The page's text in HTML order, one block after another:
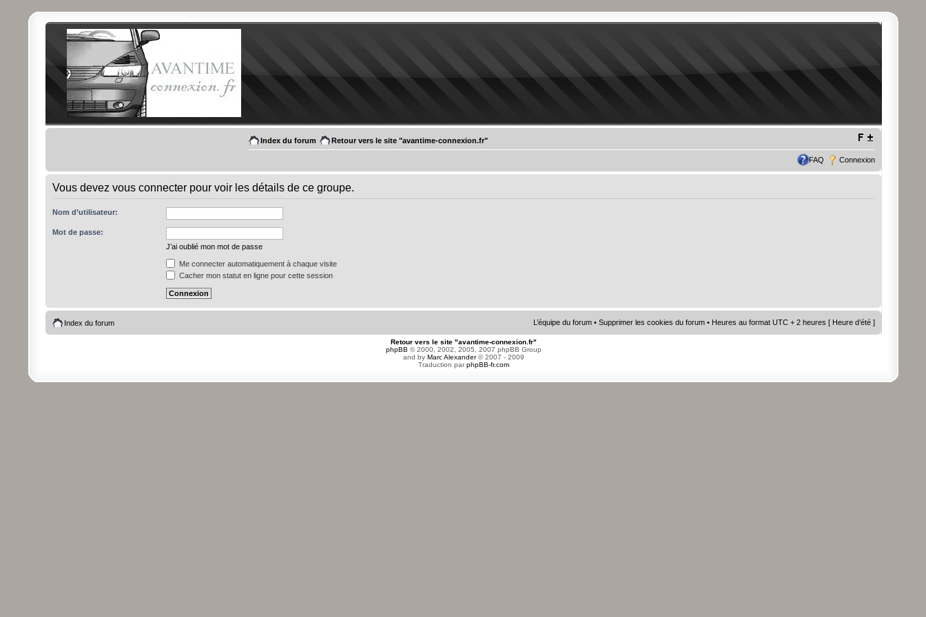
Index du forum Retour vers le site "avantime-connexion.fr"
FAQ Connexion
Vous devez vous connecter pour voir les détails de ce groupe.
Nom d’utilisateur:
Mot de passe:
J’ai oublié mon mot de passe
Me connecter automatiquement à chaque visite
Cacher mon statut en ligne pour cette session
Index du forum L’équipe du forum •Supprimer les cookies du forum • Heures au format UTC + 2 heures [ Heure d’été ]
Retour vers le site "avantime-connexion.fr"
phpBB © 2000, 2002, 2005, 2007 phpBB Group
and by Marc Alexander© 2007 - 2009
Traduction parphpBB-fr.com